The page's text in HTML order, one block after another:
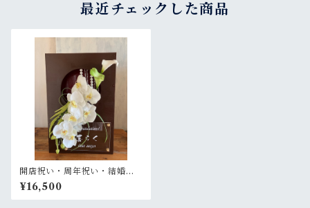
最近チェックした商品
開店祝い・周年祝い・結婚祝
い・結婚式ウェルカムボー
ド・還暦祝い【名入れ】 茶木
枠窓〈胡蝶蘭〉
¥16,500